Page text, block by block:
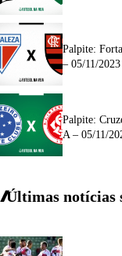
Palpite:
– 05/11/2023
Palpite:
A – 05/11/
Últimas notícias